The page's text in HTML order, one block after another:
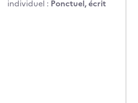
individuel : Ponctuel, écrit